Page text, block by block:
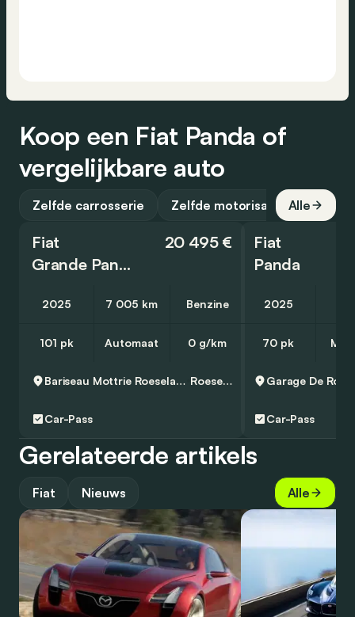
Koop een Fiat Panda of
vergelijkbare auto
Zelfde carrosserie Zelfde motorisatie Alle
Fiat
Grande Panda
20 495 €
2025 7 005 km Benzine
101 pk Automaat 0 g/km
Bariseau Mottrie Roeselare Noord Roeselare
Car-Pass
Fiat
Panda
2025
70 pk
Garage De
Car-Pass
Gerelateerde artikels
Fiat Nieuws Alle